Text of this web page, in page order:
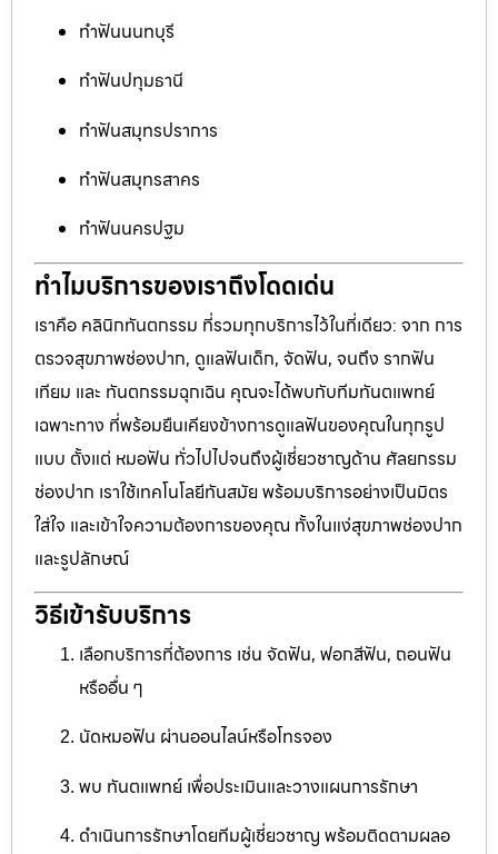
ทำฟันนนทบุรี
ทำฟันปทุมธานี
ทำฟันสมุทรปราการ
ทำฟันสมุทรสาคร
ทำฟันนครปฐม
ทำไมบริการของเราถึงโดดเด่น
เราคือ คลินิกทันตกรรม ที่รวมทุกบริการไว้ในที่เดียว: จาก การ
ตรวจสุขภาพช่องปาก, ดูแลฟันเด็ก, จัดฟัน, จนถึง รากฟัน
เทียม และ ทันตกรรมฉุกเฉิน คุณจะได้พบกับทีมทันตแพทย์
เฉพาะทาง ที่พร้อมยืนเคียงข้างการดูแลฟันของคุณในทุกรูป
แบบ ตั้งแต่ หมอฟัน ทั่วไปไปจนถึงผู้เชี่ยวชาญด้าน ศัลยกรรม
ช่องปาก เราใช้เทคโนโลยีทันสมัย พร้อมบริการอย่างเป็นมิตร
ใส่ใจ และเข้าใจความต้องการของคุณ ทั้งในแง่สุขภาพช่องปาก
และรูปลักษณ์
วิธีเข้ารับบริการ
เลือกบริการที่ต้องการ เช่น จัดฟัน, ฟอกสีฟัน, ถอนฟัน
หรืออื่น ๆ
นัดหมอฟัน ผ่านออนไลน์หรือโทรจอง
พบ ทันตแพทย์ เพื่อประเมินและวางแผนการรักษา
ดำเนินการรักษาโดยทีมผู้เชี่ยวชาญ พร้อมติดตามผลอ